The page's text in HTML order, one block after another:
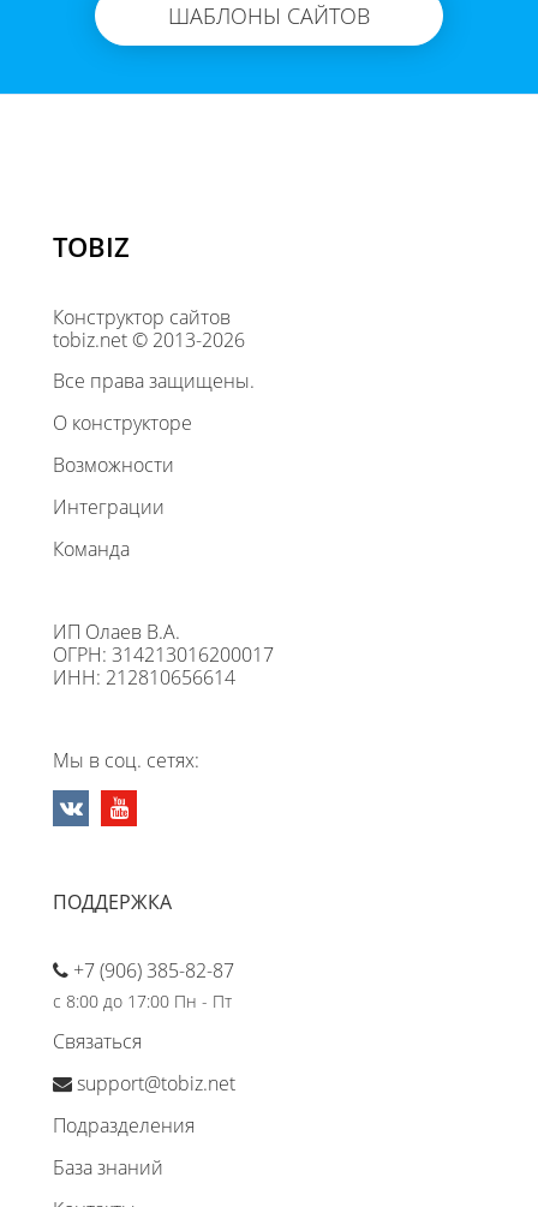
ШАБЛОНЫ САЙТОВ
TOBIZ
Конструктор сайтов
tobiz.net © 2013-2026
Все права защищены.
О конструкторе
Возможности
Интеграции
Команда
ИП Олаев В.А.
ОГРН: 314213016200017
ИНН: 212810656614
Мы в соц. сетях:
ПОДДЕРЖКА
+7 (906) 385-82-87
с 8:00 до 17:00 Пн - Пт
Связаться
support@tobiz.net
Подразделения
База знаний